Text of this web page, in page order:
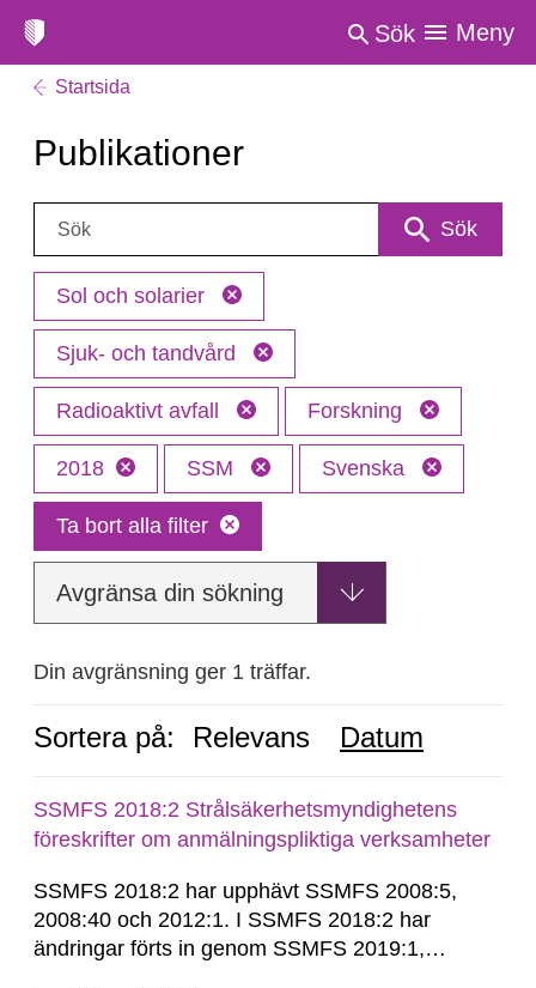
Sök Meny
Startsida
Publikationer
Sök: Sök
Sol och solarier
Sjuk- och tandvård
Radioaktivt avfall Forskning
2018 SSM Svenska
Ta bort alla filter
Avgränsa din sökning
Din avgränsning ger 1 träffar.
Sortera på: Relevans Datum
SSMFS 2018:2 Strålsäkerhetsmyndighetens
föreskrifter om anmälningspliktiga verksamheter
SSMFS 2018:2 har upphävt SSMFS 2008:5,
2008:40 och 2012:1. I SSMFS 2018:2 har
ändringar förts in genom SSMFS 2019:1,